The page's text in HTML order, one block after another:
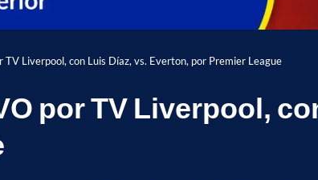
TV Liverpool, con Luis Díaz, vs. Everton, por Premier League
por TV Liverpool,